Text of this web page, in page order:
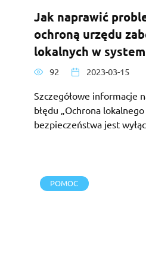
Jak naprawić
ochroną urzędu
lokalnych w
92 2023-03-15
Szczegółowe informacje
błędu „Ochrona
bezpieczeństwa jest
POMOC